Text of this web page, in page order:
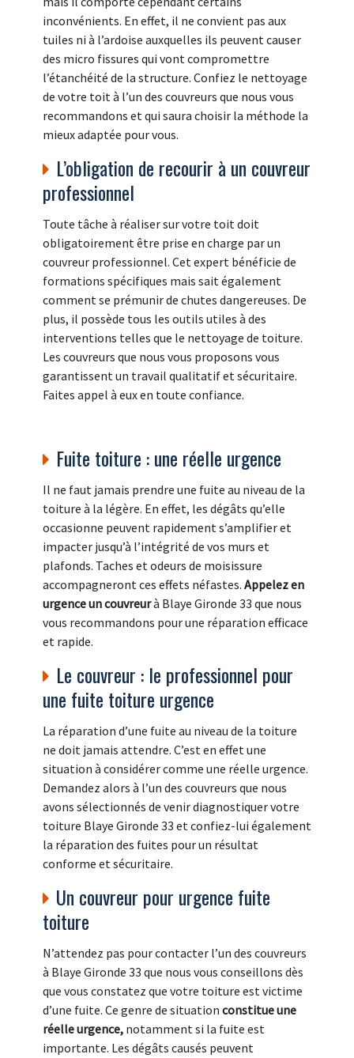
inconvénients. En effet, il ne convient pas aux
tuiles ni à l’ardoise auxquelles ils peuvent causer
des micro fissures qui vont compromettre
l’étanchéité de la structure. Confiez le nettoyage
de votre toit à l’un des couvreurs que nous vous
recommandons et qui saura choisir la méthode la
mieux adaptée pour vous.
L’obligation de recourir à un couvreur
professionnel
Toute tâche à réaliser sur votre toit doit
obligatoirement être prise en charge par un
couvreur professionnel. Cet expert bénéficie de
formations spécifiques mais sait également
comment se prémunir de chutes dangereuses. De
plus, il possède tous les outils utiles à des
interventions telles que le nettoyage de toiture.
Les couvreurs que nous vous proposons vous
garantissent un travail qualitatif et sécuritaire.
Faites appel à eux en toute confiance.
Fuite toiture : une réelle urgence
Il ne faut jamais prendre une fuite au niveau de la
toiture à la légère. En effet, les dégâts qu’elle
occasionne peuvent rapidement s’amplifier et
impacter jusqu’à l’intégrité de vos murs et
plafonds. Taches et odeurs de moisissure
accompagneront ces effets néfastes. Appelez en
urgence un couvreurà Blaye Gironde 33 que nous
vous recommandons pour une réparation efficace
et rapide.
Le couvreur : le professionnel pour
une fuite toiture urgence
La réparation d’une fuite au niveau de la toiture
ne doit jamais attendre. C’est en effet une
situation à considérer comme une réelle urgence.
Demandez alors à l’un des couvreurs que nous
avons sélectionnés de venir diagnostiquer votre
toiture Blaye Gironde 33 et confiez-lui également
la réparation des fuites pour un résultat
conforme et sécuritaire.
Un couvreur pour urgence fuite
toiture
N’attendez pas pour contacter l’un des couvreurs
à Blaye Gironde 33 que nous vous conseillons dès
que vous constatez que votre toiture est victime
d’une fuite. Ce genre de situation constitue une
réelle urgence, notamment si la fuite est
importante. Les dégâts causés peuvent